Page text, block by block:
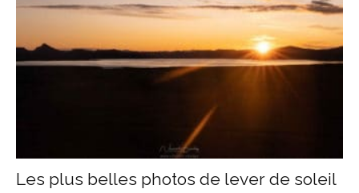
Les plus belles photos de lever de soleil